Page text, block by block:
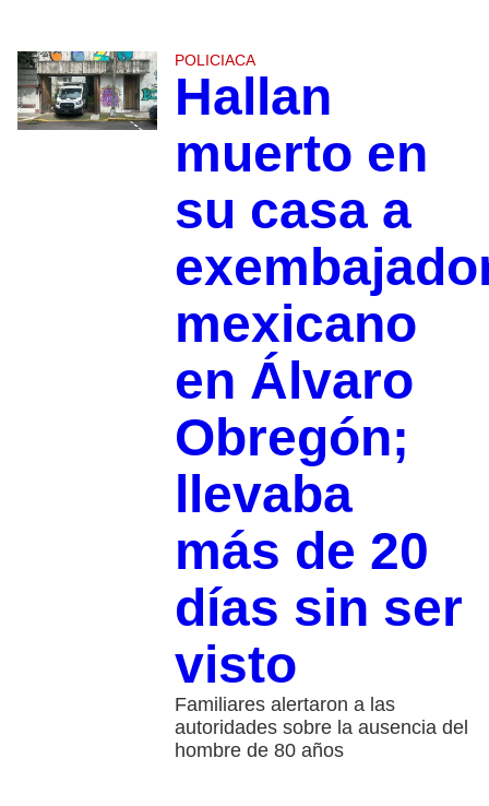
POLICIACA
Hallan
muerto en
su casa a
mexicano
en Álvaro
Obregón;
llevaba
más de 20
días sin ser
visto
Familiares alertaron a las
autoridades sobre la ausencia del
hombre de 80 años